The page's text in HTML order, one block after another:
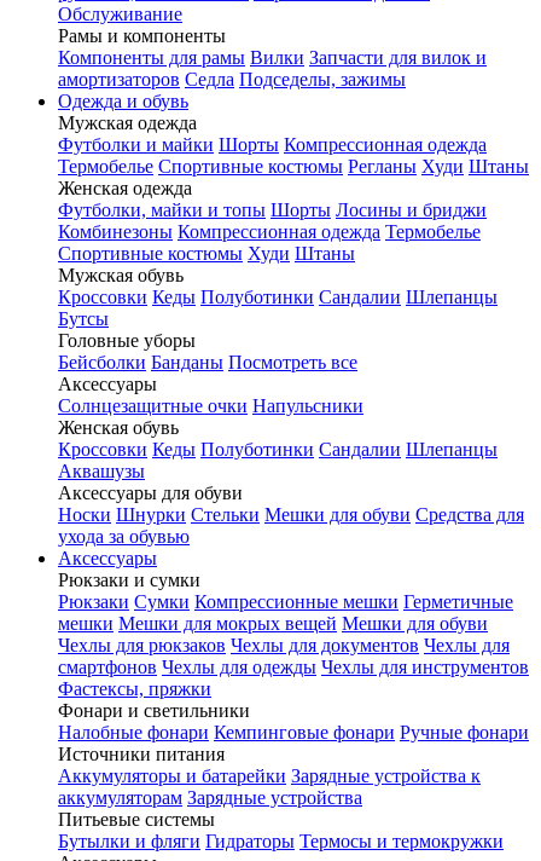
Обслуживание
Рамы и компоненты
Компоненты для рамы Вилки Запчасти для вилок и
амортизаторов Седла Подседелы, зажимы
Одежда и обувь
Мужская одежда
Футболки и майки Шорты Компрессионная одежда
Термобелье Спортивные костюмы Регланы Худи Штаны
Женская одежда
Футболки, майки и топы Шорты Лосины и бриджи
Комбинезоны Компрессионная одежда Термобелье
Спортивные костюмы Худи Штаны
Мужская обувь
Кроссовки Кеды Полуботинки Сандалии Шлепанцы
Бутсы
Головные уборы
Бейсболки Банданы Посмотреть все
Аксессуары
Солнцезащитные очки Напульсники
Женская обувь
Кроссовки Кеды Полуботинки Сандалии Шлепанцы
Аквашузы
Аксессуары для обуви
Носки Шнурки Стельки Мешки для обуви Средства для
ухода за обувью
Аксессуары
Рюкзаки и сумки
Рюкзаки Сумки Компрессионные мешки Герметичные
мешки Мешки для мокрых вещей Мешки для обуви
Чехлы для рюкзаков Чехлы для документов Чехлы для
смартфонов Чехлы для одежды Чехлы для инструментов
Фастексы, пряжки
Фонари и светильники
Налобные фонари Кемпинговые фонари Ручные фонари
Источники питания
Аккумуляторы и батарейки Зарядные устройства к
аккумуляторам Зарядные устройства
Питьевые системы
Бутылки и фляги Гидраторы Термосы и термокружки